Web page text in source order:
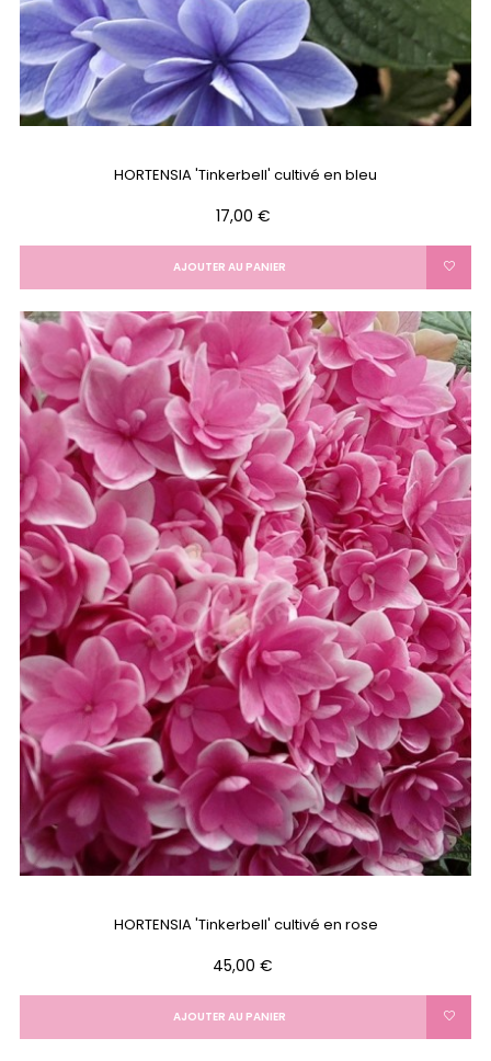
HORTENSIA 'Tinkerbell' cultivé en bleu
Prix
17,00 €
AJOUTER AU PANIER
HORTENSIA 'Tinkerbell' cultivé en rose
Prix
45,00 €
AJOUTER AU PANIER